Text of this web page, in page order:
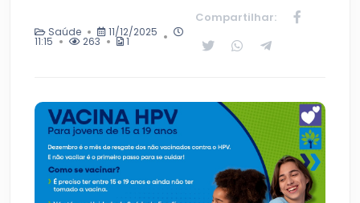
Saúde 11/12/2025
11:15 263 1
Compartilhar: